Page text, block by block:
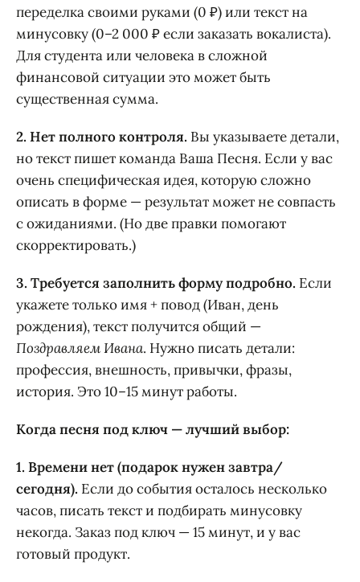
переделка своими руками (0 ₽) или текст на
минусовку (0–2 000 ₽ если заказать вокалиста).
Для студента или человека в сложной
финансовой ситуации это может быть
существенная сумма.
2. Нет полного контроля. Вы указываете детали,
но текст пишет команда Ваша Песня. Если у вас
очень специфическая идея, которую сложно
описать в форме — результат может не совпасть
с ожиданиями. (Но две правки помогают
скорректировать.)
3. Требуется заполнить форму подробно. Если
укажете только имя + повод (Иван, день
рождения), текст получится общий —
Поздравляем Ивана. Нужно писать детали:
профессия, внешность, привычки, фразы,
история. Это 10–15 минут работы.
Когда песня под ключ — лучший выбор:
1. Времени нет (подарок нужен завтра/
сегодня). Если до события осталось несколько
часов, писать текст и подбирать минусовку
некогда. Заказ под ключ — 15 минут, и у вас
готовый продукт.